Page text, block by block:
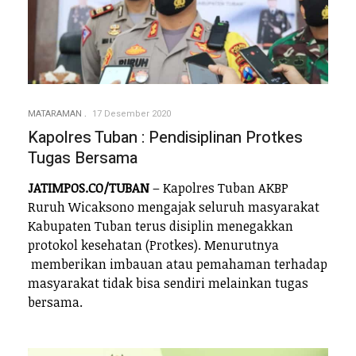
MATARAMAN 17 Desember 2020
Kapolres Tuban : Pendisiplinan Protkes
Tugas Bersama
JATIMPOS.CO/TUBAN– Kapolres Tuban AKBP
Ruruh Wicaksono mengajak seluruh masyarakat
Kabupaten Tuban terus disiplin menegakkan
protokol kesehatan (Protkes). Menurutnya
memberikan imbauan atau pemahaman terhadap
masyarakat tidak bisa sendiri melainkan tugas
bersama.